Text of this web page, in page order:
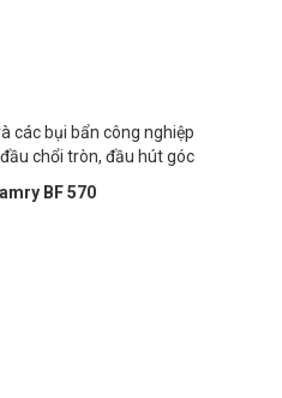
các bụi bẩn công nghiệp
chổi tròn, đầu hút góc
BF 570